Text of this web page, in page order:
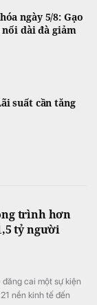
ngày 5/8: Gạo
dài đà giảm
suất cần tăng
trình hơn
tỷ người
cai một sự kiện
nền kinh tế đến